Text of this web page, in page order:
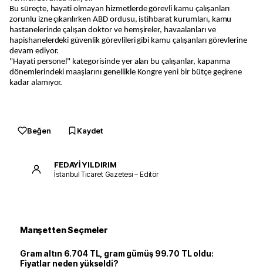
Bu süreçte, hayati olmayan hizmetlerde görevli kamu çalışanları
zorunlu izne çıkarılırken ABD ordusu, istihbarat kurumları, kamu
hastanelerinde çalışan doktor ve hemşireler, havaalanları ve
hapishanelerdeki güvenlik görevlileri gibi kamu çalışanları görevlerine
devam ediyor.
"Hayati personel" kategorisinde yer alan bu çalışanlar, kapanma
dönemlerindeki maaşlarını genellikle Kongre yeni bir bütçe geçirene
kadar alamıyor.
Beğen Kaydet
FEDAYİ YILDIRIM
İstanbul Ticaret Gazetesi – Editör
Manşetten Seçmeler
Gram altın 6.704 TL, gram gümüş 99.70 TL oldu:
Fiyatlar neden yükseldi?